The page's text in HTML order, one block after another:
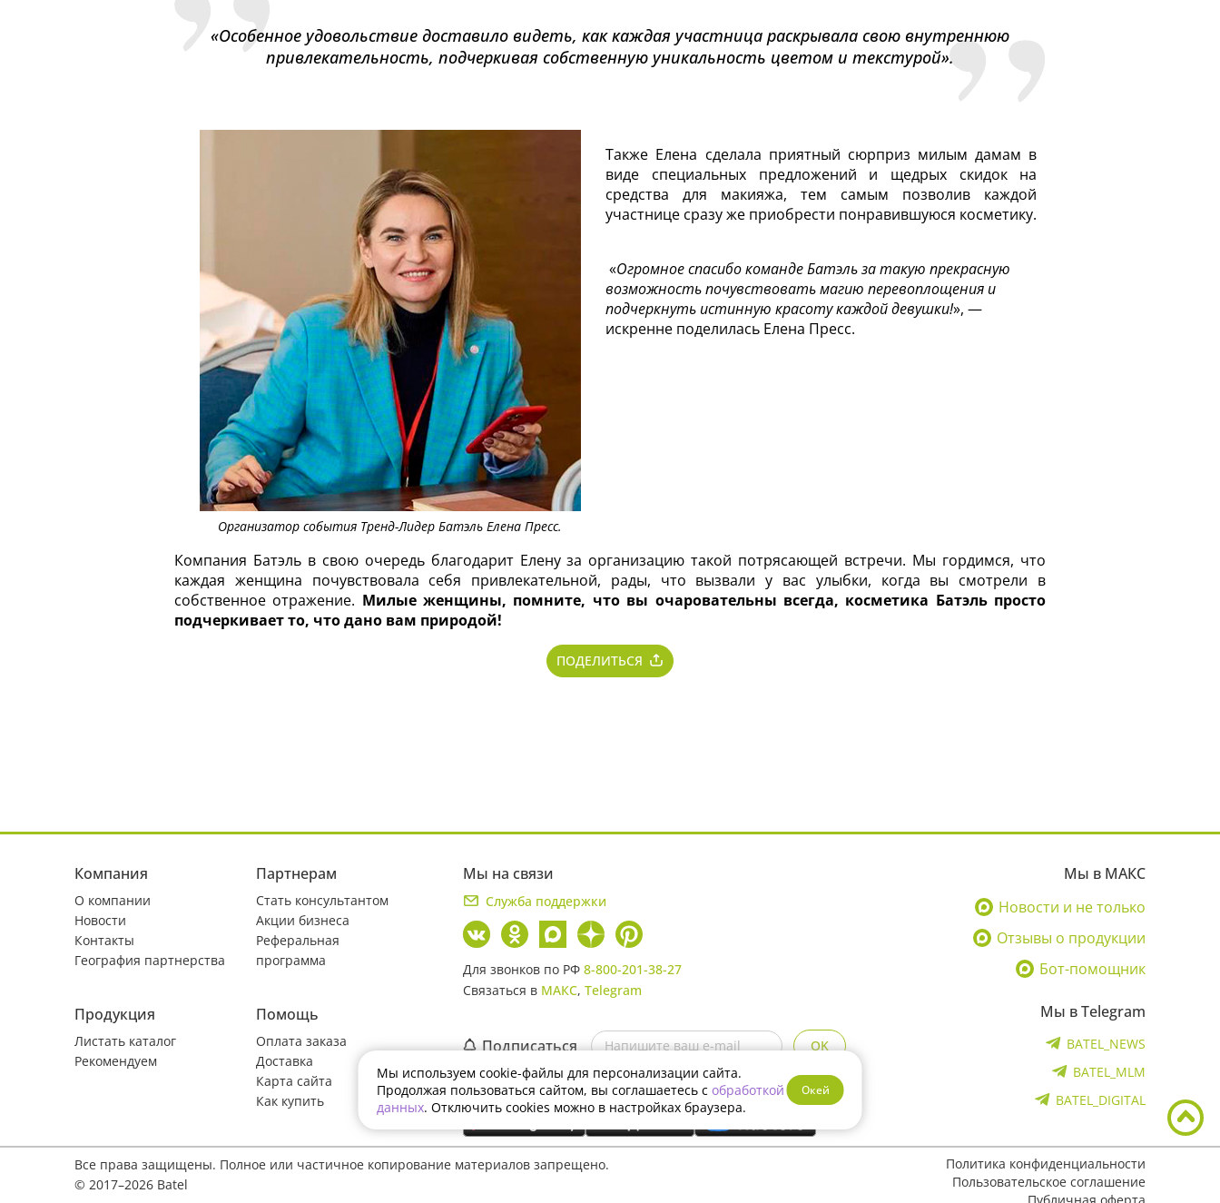
«Особенное удовольствие доставило видеть, как каждая участница раскрывала свою внутреннюю
привлекательность, подчеркивая собственную уникальность цветом и текстурой».
Организатор события Тренд-Лидер Батэль Елена Пресс.
Также Елена сделала приятный сюрприз милым дамам в
виде специальных предложений и щедрых скидок на
средства для макияжа, тем самым позволив каждой
участнице сразу же приобрести понравившуюся косметику.
«Огромное спасибо команде Батэль за такую прекрасную
возможность почувствовать магию перевоплощения и
подчеркнуть истинную красоту каждой девушки!», —
искренне поделилась Елена Пресс.
Компания Батэль в свою очередь благодарит Елену за организацию такой потрясающей встречи. Мы гордимся, что
каждая женщина почувствовала себя привлекательной, рады, что вызвали у вас улыбки, когда вы смотрели в
собственное отражение. Милые женщины, помните, что вы очаровательны всегда, косметика Батэль просто
подчеркивает то, что дано вам природой!
ПОДЕЛИТЬСЯ
Компания
О компании
Новости
Контакты
География партнерства
Партнерам
Стать консультантом
Акции бизнеса
Реферальная
программа
Продукция
Листать каталог
Рекомендуем
Помощь
Оплата заказа
Доставка
Карта сайта
Как купить
Мы на связи
Служба поддержки
Для звонков по РФ 8-800-201-38-27
Связаться в МАКС, Telegram
Подписаться OK
Скачайте мобильное приложение
Мы в МАКС
Новости и не только
Отзывы о продукции
Бот-помощник
Мы в Telegram
BATEL_NEWS
BATEL_MLM
BATEL_DIGITAL
Все права защищены. Полное или частичное копирование материалов запрещено.
© 2017–2026 Batel
Политика конфиденциальности
Пользовательское соглашение
Мы используем cookie-файлы для персонализации сайта.
Продолжая пользоваться сайтом, вы соглашаетесь с обработкой
данных. Отключить cookies можно в настройках браузера.
Окей